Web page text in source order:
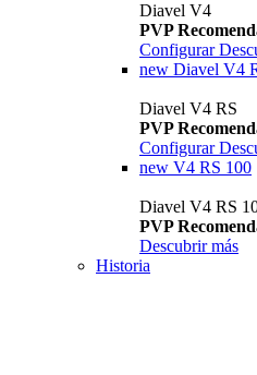
Diavel V4
PVP
Configurar
new Diavel V4
Diavel V4 RS
PVP
Configurar
new V4 RS 100
Diavel V4 RS
PVP
Descubrir más
Historia